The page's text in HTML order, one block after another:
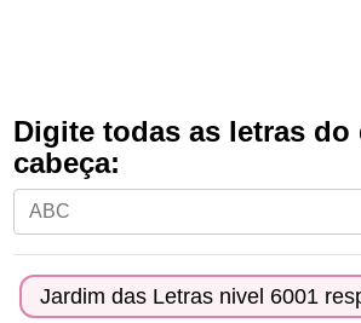
Digite todas as letras do
cabeça:
Digite
todas
as
letras
Jardim das Letras nivel 6001